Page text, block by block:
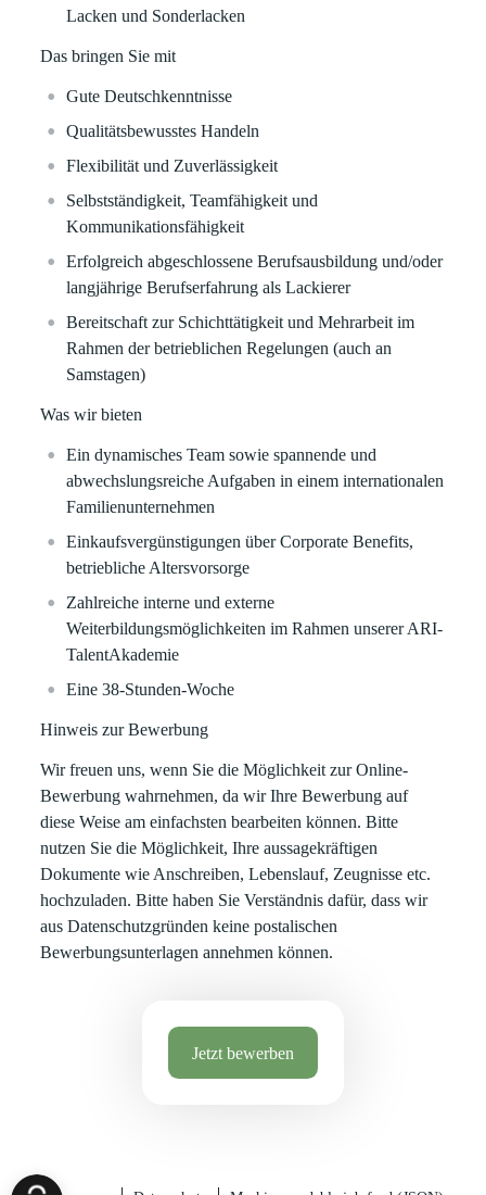
Lacken und Sonderlacken
Das bringen Sie mit
Gute Deutschkenntnisse
Qualitätsbewusstes Handeln
Flexibilität und Zuverlässigkeit
Selbstständigkeit, Teamfähigkeit und
Kommunikationsfähigkeit
Erfolgreich abgeschlossene Berufsausbildung und/oder
langjährige Berufserfahrung als Lackierer
Bereitschaft zur Schichttätigkeit und Mehrarbeit im
Rahmen der betrieblichen Regelungen (auch an
Samstagen)
Was wir bieten
Ein dynamisches Team sowie spannende und
abwechslungsreiche Aufgaben in einem internationalen
Familienunternehmen
Einkaufsvergünstigungen über Corporate Benefits,
betriebliche Altersvorsorge
Zahlreiche interne und externe
Weiterbildungsmöglichkeiten im Rahmen unserer ARI-
TalentAkademie
Eine 38-Stunden-Woche
Hinweis zur Bewerbung
Wir freuen uns, wenn Sie die Möglichkeit zur Online-
Bewerbung wahrnehmen, da wir Ihre Bewerbung auf
diese Weise am einfachsten bearbeiten können. Bitte
nutzen Sie die Möglichkeit, Ihre aussagekräftigen
Dokumente wie Anschreiben, Lebenslauf, Zeugnisse etc.
hochzuladen. Bitte haben Sie Verständnis dafür, dass wir
aus Datenschutzgründen keine postalischen
Bewerbungsunterlagen annehmen können.
Jetzt bewerben